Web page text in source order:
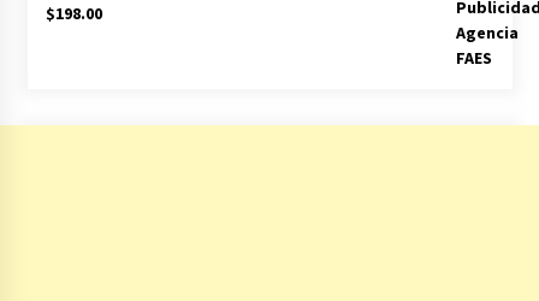
$198.00